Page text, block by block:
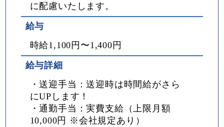
に配慮いたします。
給与
時給1,100円〜1,400円
給与詳細
・送迎手当：送迎時は時間給がさら
にUPします！
・通勤手当：実費支給（上限月額
10,000円 ※会社規定あり）